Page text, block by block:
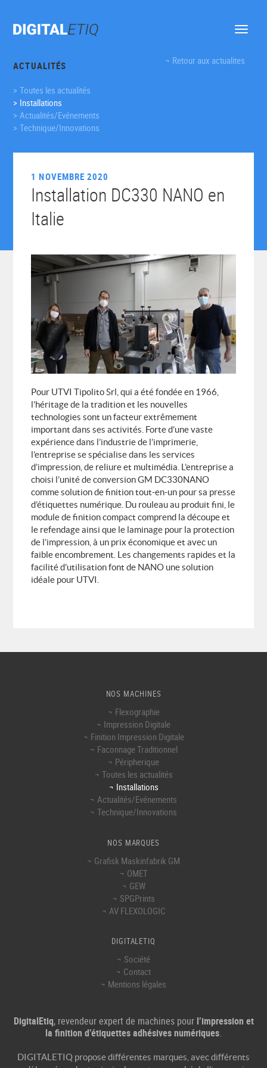
Ouvrir
ACTUALITÉS
Toutes les actualités
Installations
Actualités/Evénements
Technique/Innovations
DES EXPERTS À VOTRE ÉCOUTE
Fabrice VERNAY
Benoît VERNAY
bv@digitaletiq.com
Retour aux actualites
1 NOVEMBRE 2020
Installation DC330 NANO en
Italie
Pour UTVI Tipolito Srl, qui a été fondée en 1966,
l’héritage de la tradition et les nouvelles
technologies sont un facteur extrêmement
important dans ses activités. Forte d’une vaste
expérience dans l’industrie de l’imprimerie,
l’entreprise se spécialise dans les services
d’impression, de reliure et multimédia. L’entreprise a
choisi l’unité de conversion GM DC330NANO
comme solution de finition tout-en-un pour sa presse
d’étiquettes numérique. Du rouleau au produit fini, le
module de finition compact comprend la découpe et
le refendage ainsi que le laminage pour la protection
de l’impression, à un prix économique et avec un
faible encombrement. Les changements rapides et la
facilité d’utilisation font de NANO une solution
idéale pour UTVI.
NOS MACHINES
Flexographie
Impression Digitale
Finition Impression Digitale
Faconnage Traditionnel
Péripherique
Toutes les actualités
Installations
Actualités/Evénements
Technique/Innovations
NOS MARQUES
Grafisk Maskinfabrik GM
OMET
GEW
SPGPrints
AV FLEXOLOGIC
DIGITALETIQ
Société
Contact
Mentions légales
DigitalEtiq, revendeur expert de machines pour l’impression et
la finition d’étiquettes adhésives numériques.
DIGITALETIQ propose différentes marques, avec différents